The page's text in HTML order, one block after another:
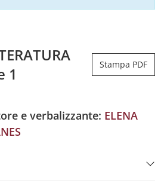
1
Stampa PDF
e verbalizzante: ELENA